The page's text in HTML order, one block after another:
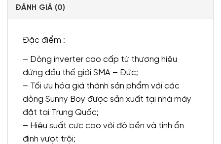
ĐÁNH GIÁ (0)
Đặc điểm :
– Dòng inverter cao cấp từ thương hiệu
đứng đầu thế giới SMA – Đức;
– Tối ưu hóa giá thành sản phẩm với các
dòng Sunny Boy được sản xuất tại nhà máy
đặt tại Trung Quốc;
– Hiệu suất cực cao với độ bền và tính ổn
định vượt trội;